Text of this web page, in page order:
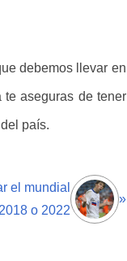
debemos llevar en
aseguras de tener
país.
el mundial
2018 o 2022
»